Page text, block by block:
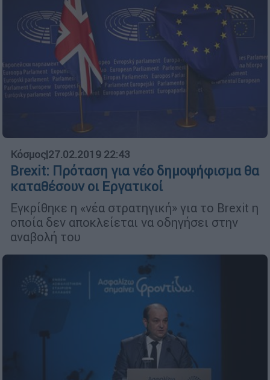
Κόσμος|27.02.2019 22:43
Brexit: Πρόταση για νέο δημοψήφισμα θα
καταθέσουν οι Εργατικοί
Εγκρίθηκε η «νέα στρατηγική» για το Brexit η
οποία δεν αποκλείεται να οδηγήσει στην
αναβολή του